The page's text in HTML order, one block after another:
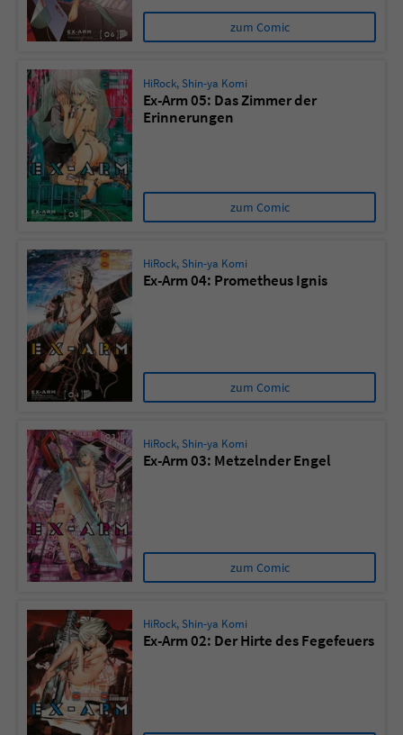
zum Comic
HiRock, Shin-ya Komi
Ex-Arm 05: Das Zimmer der
Erinnerungen
zum Comic
HiRock, Shin-ya Komi
Ex-Arm 04: Prometheus Ignis
zum Comic
HiRock, Shin-ya Komi
Ex-Arm 03: Metzelnder Engel
zum Comic
HiRock, Shin-ya Komi
Ex-Arm 02: Der Hirte des Fegefeuers